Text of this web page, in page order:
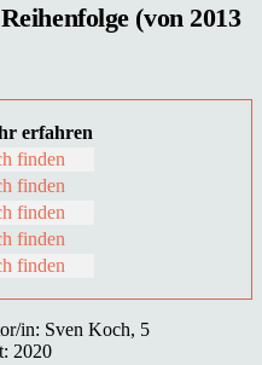
(von 2013
erfahren
finden
finden
finden
finden
finden
in: Sven Koch, 5
2020